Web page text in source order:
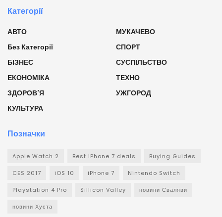
Категорії
АВТО
Без Категорії
БІЗНЕС
ЕКОНОМІКА
ЗДОРОВ'Я
КУЛЬТУРА
МУКАЧЕВО
СПОРТ
СУСПІЛЬСТВО
ТЕХНО
УЖГОРОД
Позначки
Apple Watch 2 Best iPhone 7 deals Buying Guides
CES 2017 iOS 10 iPhone 7 Nintendo Switch
Playstation 4 Pro Sillicon Valley новини Сваляви
новини Хуста